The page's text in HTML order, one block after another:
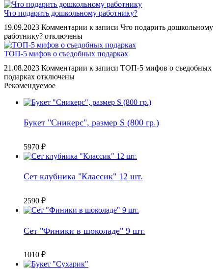
Что подарить дошкольному работнику?
19.09.2023 Комментарии к записи Что подарить дошкольному
работнику? отключены
ТОП-5 мифов о съедобных подарках
21.08.2023 Комментарии к записи ТОП-5 мифов о съедобных
подарках отключены
Рекомендуемое
Букет "Сникерс", размер S (800 гр.)
5970 ₽
Сет клубника "Классик" 12 шт.
2590 ₽
Сет "Финики в шоколаде" 9 шт.
1010 ₽